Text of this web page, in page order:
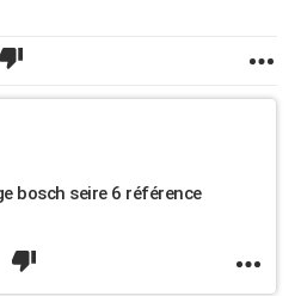
bosch seire 6 référence